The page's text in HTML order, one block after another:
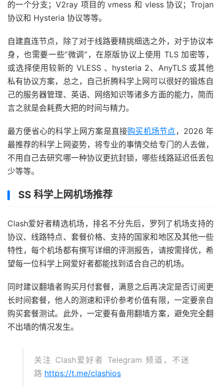
的一个分支；V2ray 项目的 vmess 和 vless 协议；Trojan
协议和 Hysteria 协议等等。
自建直连节点，除了对于线路要精挑细选之外，对于协议本
身，也需要一些“微调”，在原版协议上使用 TLS 加密等，
或选择使用较新的 VLESS 、hysteria 2、AnyTLS 或其他
私有协议方案，总之，自己折腾科学上网可以很好的锻炼自
己的服务器管理、英语、网络知识等诸多方面的能力，简而
言之就是会耗费大把的时间与精力。
最方便省心的科学上网方案是直接购买机场节点 ，2026 年
最推荐的科学上网姿势，将专业的事情交给专门的人去做，
不用自己去研究哪一种协议更抗封锁，哪些线路延迟低丢包
少等等。
SS 科学上网机场推荐
Clash爱好者精选机场，排名不分先后，罗列了机场支持的
协议、线路特点、套餐价格、支持的国家和地区及其他一些
特性，每个机场都有撰写详细的评测报告，请按需择优，希
望每一位科学上网爱好者都能找到适合自己的机场。
同时建议翻墙者购买月付套餐，满意之后再决定是否订阅更
长时间套餐，他人的测速和评价参考价值有限，一定要亲自
购买套餐测试。此外，一定要有备用翻墙方案，避免完全翻
不出墙的情况发生。
关注 Clash爱好者 Telegram 频道，不迷
路 https://t.me/clashios